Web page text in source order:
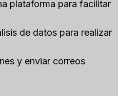
plataforma para facilitar
de datos para realizar
y enviar correos